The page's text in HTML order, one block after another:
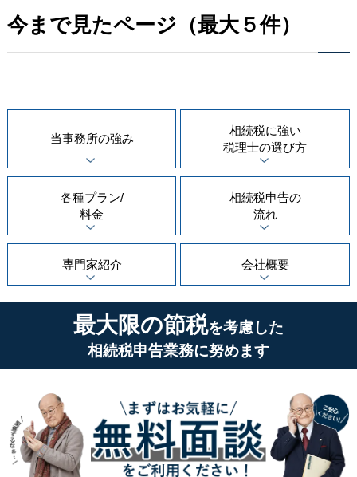
今まで見たページ（最大５件）
当事務所の強み
相続税に強い
税理士の選び方
各種プラン/
料金
相続税申告の
流れ
専門家紹介 会社概要
最大限の節税を考慮した
相続税申告業務に努めます